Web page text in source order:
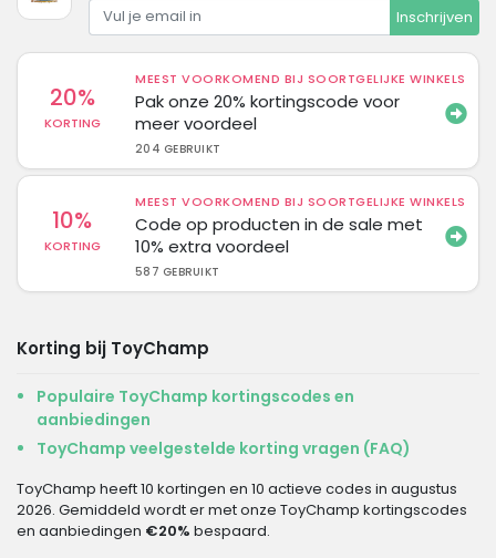
Inschrijven
20%
KORTING
MEEST VOORKOMEND BIJ SOORTGELIJKE WINKELS
Pak onze 20% kortingscode voor
meer voordeel
204 GEBRUIKT
10%
KORTING
MEEST VOORKOMEND BIJ SOORTGELIJKE WINKELS
Code op producten in de sale met
10% extra voordeel
587 GEBRUIKT
Korting bij ToyChamp
Populaire ToyChamp kortingscodes en
aanbiedingen
ToyChamp veelgestelde korting vragen (FAQ)
ToyChamp heeft 10 kortingen en 10 actieve codes in augustus
2026. Gemiddeld wordt er met onze ToyChamp kortingscodes
en aanbiedingen €20% bespaard.